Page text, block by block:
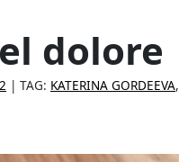
dolore
| TAG: KATERINA GORDEEVA,